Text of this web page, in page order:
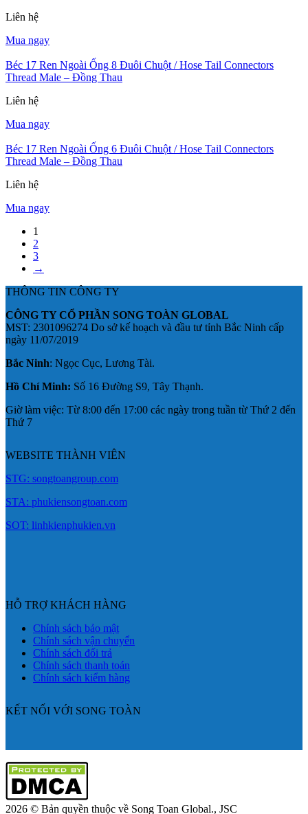
Liên hệ
Mua ngay
Béc 17 Ren Ngoài Ống 8 Đuôi Chuột / Hose Tail Connectors
Thread Male – Đồng Thau
Liên hệ
Mua ngay
Béc 17 Ren Ngoài Ống 6 Đuôi Chuột / Hose Tail Connectors
Thread Male – Đồng Thau
Liên hệ
Mua ngay
1
2
3
→
THÔNG TIN CÔNG TY
CÔNG TY CỔ PHẦN SONG TOÀN GLOBAL
MST: 2301096274 Do sở kế hoạch và đầu tư tỉnh Bắc Ninh cấp
ngày 11/07/2019
Bắc Ninh: Ngọc Cục, Lương Tài.
Hồ Chí Minh: Số 16 Đường S9, Tây Thạnh.
Giờ làm việc: Từ 8:00 đến 17:00 các ngày trong tuần từ Thứ 2 đến
Thứ 7
WEBSITE THÀNH VIÊN
STG: songtoangroup.com
STA: phukiensongtoan.com
SOT: linhkienphukien.vn
HỖ TRỢ KHÁCH HÀNG
Chính sách bảo mật
Chính sách vận chuyển
Chính sách đổi trả
Chính sách thanh toán
Chính sách kiểm hàng
KẾT NỐI VỚI SONG TOÀN
2026 © Bản quyền thuộc về Song Toan Global., JSC